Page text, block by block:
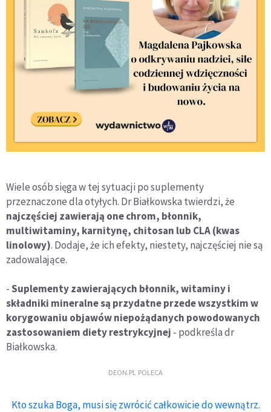
Wiele osób sięga w tej sytuacji po suplementy
przeznaczone dla otyłych. Dr Białkowska twierdzi, że
najczęściej zawierają one chrom, błonnik,
multiwitaminy, karnitynę, chitosan lub CLA (kwas
linolowy). Dodaje, że ich efekty, niestety, najczęściej nie są
zadowalające.
-Suplementy zawierających błonnik, witaminy i
składniki mineralne są przydatne przede wszystkim w
korygowaniu objawów niepożądanych powodowanych
zastosowaniem diety restrykcyjnej - podkreśla dr
Białkowska.
DEON.PL POLECA
Kto szuka Boga, musi się zwrócić całkowicie do wewnątrz.